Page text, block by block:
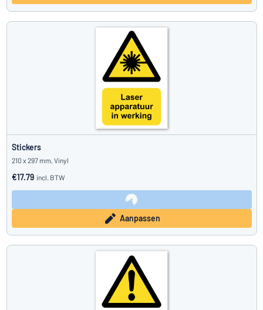
Stickers
210 x 297 mm, Vinyl
€17.79 incl. BTW
Aanpassen